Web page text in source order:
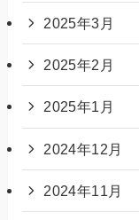
2025年3月
2025年2月
2025年1月
2024年12月
2024年11月